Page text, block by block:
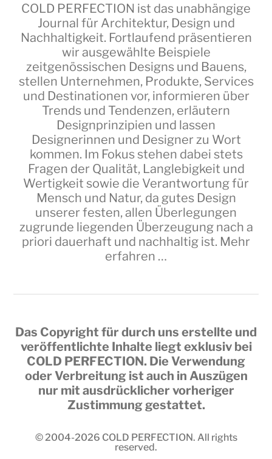
COLD PERFECTION ist das unabhängige
Journal für Architektur, Design und
Nachhaltigkeit. Fortlaufend präsentieren
wir ausgewählte Beispiele
zeitgenössischen Designs und Bauens,
stellen Unternehmen, Produkte, Services
und Destinationen vor, informieren über
Trends und Tendenzen, erläutern
Designprinzipien und lassen
Designerinnen und Designer zu Wort
kommen. Im Fokus stehen dabei stets
Fragen der Qualität, Langlebigkeit und
Wertigkeit sowie die Verantwortung für
Mensch und Natur, da gutes Design
unserer festen, allen Überlegungen
zugrunde liegenden Überzeugung nach a
priori dauerhaft und nachhaltig ist. Mehr
erfahren …
Das Copyright für durch uns erstellte und
veröffentlichte Inhalte liegt exklusiv bei
COLD PERFECTION. Die Verwendung
oder Verbreitung ist auch in Auszügen
nur mit ausdrücklicher vorheriger
Zustimmung gestattet.
© 2004-2026 COLD PERFECTION. All rights
reserved.